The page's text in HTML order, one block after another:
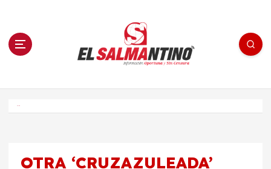
n El Salmantino - medios/noticias/editorial
OTRA ‘CRUZAZULEADA’